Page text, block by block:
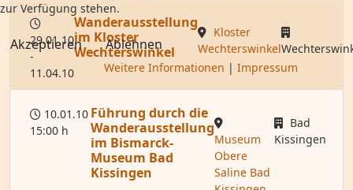
29.01.10
-
11.04.10
Wanderausstellung
im Kloster
Wechterswinkel
Kloster
Wechterswinkel
10.01.10
15:00 h
Führung durch die
Wanderausstellung
im Bismarck-
Museum Bad
Kissingen
Museum
Obere
Saline Bad
Bad
Kissingen
zur Verfügung stehen.
Akzeptieren Ablehnen
Weitere Informationen | Impressum